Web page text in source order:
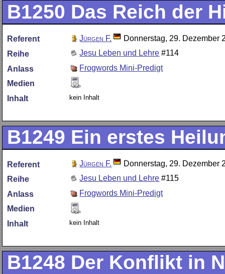
B1250 Das Reich der
Referent Jürgen F.
Donnerstag, 29. Dezember
Reihe
Jesu Leben und Lehre #114
Anlass
Frogwords Mini-Predigt
Medien
Inhalt
kein Inhalt
B1249 Ein erstes
Referent Jürgen F.
Donnerstag, 29. Dezember
Reihe
Jesu Leben und Lehre #115
Anlass
Frogwords Mini-Predigt
Medien
Inhalt
kein Inhalt
B1248 Der Konflikt in